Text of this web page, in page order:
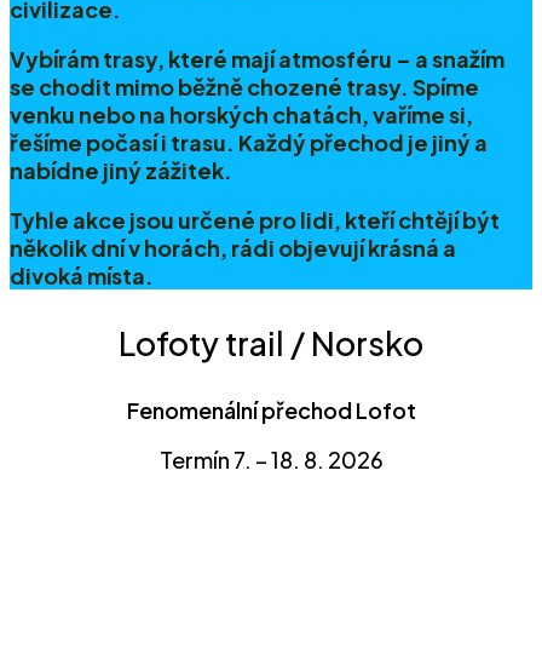
civilizace.
Vybírám trasy, které mají atmosféru – a snažím
se chodit mimo běžně chozené trasy. Spíme
venku nebo na horských chatách, vaříme si,
řešíme počasí i trasu. Každý přechod je jiný a
nabídne jiný zážitek.
Tyhle akce jsou určené pro lidi, kteří chtějí být
několik dní v horách, rádi objevují krásná a
divoká místa.
Lofoty trail / Norsko
Fenomenální přechod Lofot
Termín 7. – 18. 8. 2026